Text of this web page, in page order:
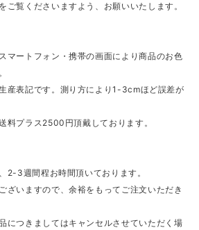
ご覧くださいますよう、お願いいたします。
マートフォン・携帯の画面により商品のお色
産表記です。測り方により1-3cmほど誤差が
料プラス2500円頂戴しております。
2-3週間程お時間頂いております。
ざいますので、余裕をもってご注文いただき
につきましてはキャンセルさせていただく場